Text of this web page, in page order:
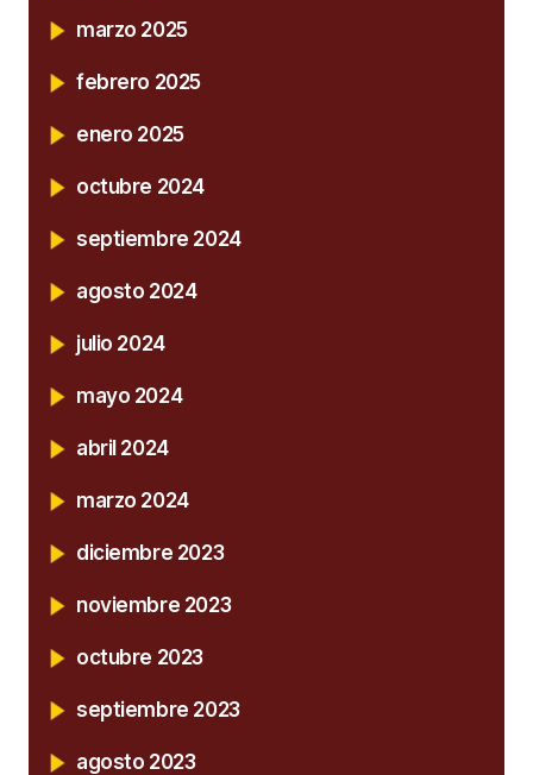
marzo 2025
febrero 2025
enero 2025
octubre 2024
septiembre 2024
agosto 2024
julio 2024
mayo 2024
abril 2024
marzo 2024
diciembre 2023
noviembre 2023
octubre 2023
septiembre 2023
agosto 2023